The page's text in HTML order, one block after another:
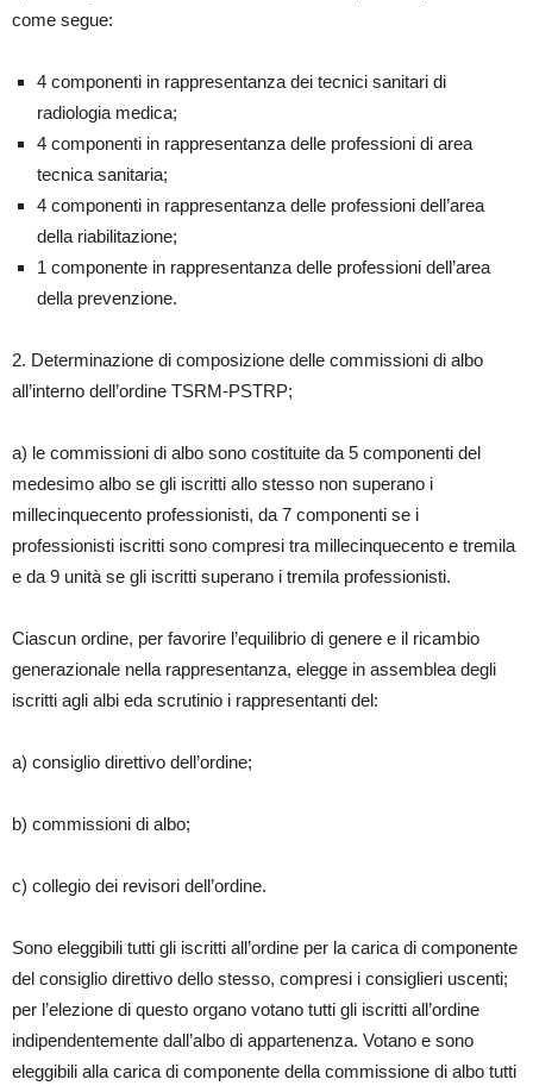
come segue:
4 componenti in rappresentanza dei tecnici sanitari di
radiologia medica;
4 componenti in rappresentanza delle professioni di area
tecnica sanitaria;
4 componenti in rappresentanza delle professioni dell’area
della riabilitazione;
1 componente in rappresentanza delle professioni dell’area
della prevenzione.
2. Determinazione di composizione delle commissioni di albo
all’interno dell’ordine TSRM-PSTRP;
a) le commissioni di albo sono costituite da 5 componenti del
medesimo albo se gli iscritti allo stesso non superano i
millecinquecento professionisti, da 7 componenti se i
professionisti iscritti sono compresi tra millecinquecento e tremila
e da 9 unità se gli iscritti superano i tremila professionisti.
Ciascun ordine, per favorire l’equilibrio di genere e il ricambio
generazionale nella rappresentanza, elegge in assemblea degli
iscritti agli albi eda scrutinio i rappresentanti del:
a) consiglio direttivo dell’ordine;
b) commissioni di albo;
c) collegio dei revisori dell’ordine.
Sono eleggibili tutti gli iscritti all’ordine per la carica di componente
del consiglio direttivo dello stesso, compresi i consiglieri uscenti;
per l’elezione di questo organo votano tutti gli iscritti all’ordine
indipendentemente dall’albo di appartenenza. Votano e sono
eleggibili alla carica di componente della commissione di albo tutti